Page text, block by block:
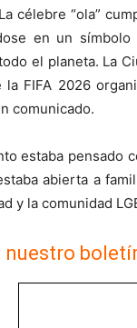
célebre “ola”
en un
el planeta. La
la FIFA 2026
comunicado.
estaba pensado
abierta a
y la comunidad
nuestro